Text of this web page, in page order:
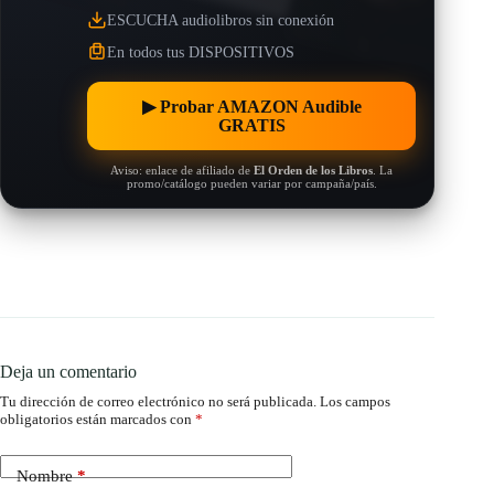
ESCUCHA audiolibros sin conexión
En todos tus DISPOSITIVOS
▶︎ Probar AMAZON Audible
GRATIS
Aviso: enlace de afiliado deEl Orden de los Libros . La
promo/catálogo pueden variar por campaña/país.
Deja un comentario
Tu dirección de correo electrónico no será publicada. Los campos
obligatorios están marcados con *
Nombre*